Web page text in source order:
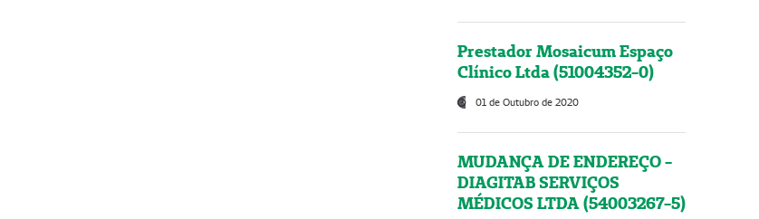
Prestador Mosaicum Espaço
Clínico Ltda (51004352-0)
01 de Outubro de 2020
MUDANÇA DE ENDEREÇO -
DIAGITAB SERVIÇOS
MÉDICOS LTDA (54003267-5)